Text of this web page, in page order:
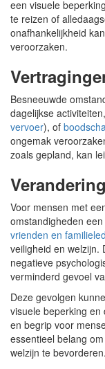
een visuele
te reizen of
onafhankelijkheid
veroorzaken.
Besneeuwde
dagelijkse
vervoer), of
ongemak
zoals gepland, kan
Voor mensen met
omstandigheden
vrienden en
veiligheid en welzijn.
negatieve
verminderd gevoel
Deze gevolgen
visuele beperking en
en begrip voor
essentieel belang
welzijn te bevorderen.